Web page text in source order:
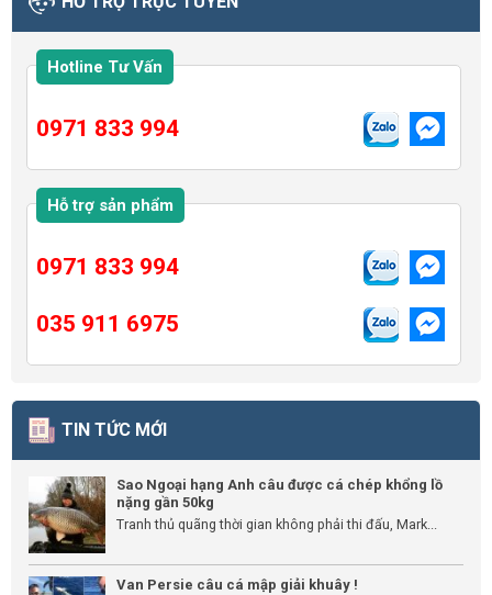
Hotline Tư Vấn
0971 833 994
Hỗ trợ sản phẩm
0971 833 994
035 911 6975
TIN TỨC MỚI
Sao Ngoại hạng Anh câu được cá chép khổng lồ
nặng gần 50kg
Tranh thủ quãng thời gian không phải thi đấu, Mark...
Van Persie câu cá mập giải khuây !